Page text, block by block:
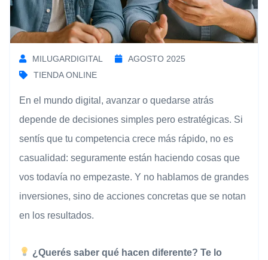
MILUGARDIGITAL
AGOSTO 2025
TIENDA ONLINE
En el mundo digital, avanzar o quedarse atrás
depende de decisiones simples pero estratégicas. Si
sentís que tu competencia crece más rápido, no es
casualidad: seguramente están haciendo cosas que
vos todavía no empezaste. Y no hablamos de grandes
inversiones, sino de acciones concretas que se notan
en los resultados.
¿Querés saber qué hacen diferente? Te lo